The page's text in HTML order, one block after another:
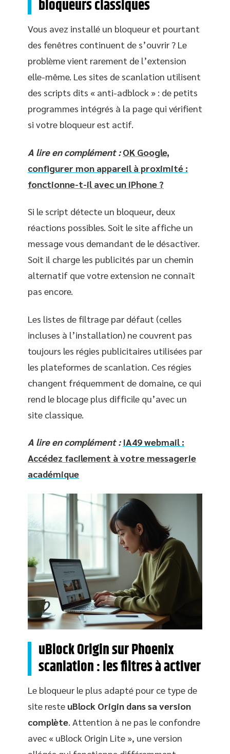
bloqueurs classiques
Vous avez installé un bloqueur et pourtant
des fenêtres continuent de s’ouvrir ? Le
problème vient rarement de l’extension
elle-même. Les sites de scanlation utilisent
des scripts dits « anti-adblock » : de petits
programmes intégrés à la page qui vérifient
si votre bloqueur est actif.
A lire en complément : OK Google,
configurer mon appareil à proximité :
fonctionne-t-il avec un iPhone ?
Si le script détecte un bloqueur, deux
réactions possibles. Soit le site affiche un
message vous demandant de le désactiver.
Soit il charge les publicités par un chemin
alternatif que votre extension ne connaît
pas encore.
Les listes de filtrage par défaut (celles
incluses à l’installation) ne couvrent pas
toujours les régies publicitaires utilisées par
les plateformes de scanlation. Ces régies
changent fréquemment de domaine, ce qui
rend le blocage plus difficile qu’avec un
site classique.
A lire en complément : IA49 webmail :
Accédez facilement à votre messagerie
académique
uBlock Origin sur Phoenix
scanlation : les filtres à activer
Le bloqueur le plus adapté pour ce type de
site reste uBlock Origin dans sa version
complète. Attention à ne pas le confondre
avec « uBlock Origin Lite », une version